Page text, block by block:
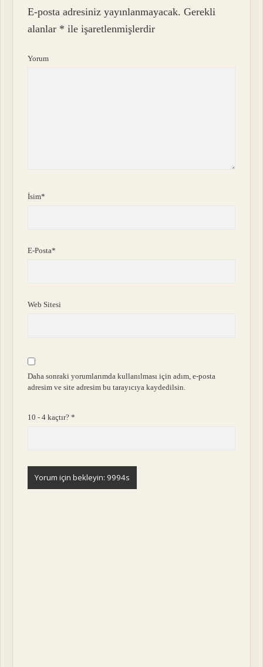
E-posta adresiniz yayınlanmayacak. Gerekli
alanlar * ile işaretlenmişlerdir
Yorum
İsim*
E-Posta*
Web Sitesi
Daha sonraki yorumlarımda kullanılması için adım, e-posta
adresim ve site adresim bu tarayıcıya kaydedilsin.
10 - 4 kaçtır?*